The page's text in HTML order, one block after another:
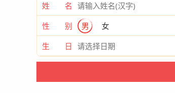
姓 名
性 别
男
女
生 日